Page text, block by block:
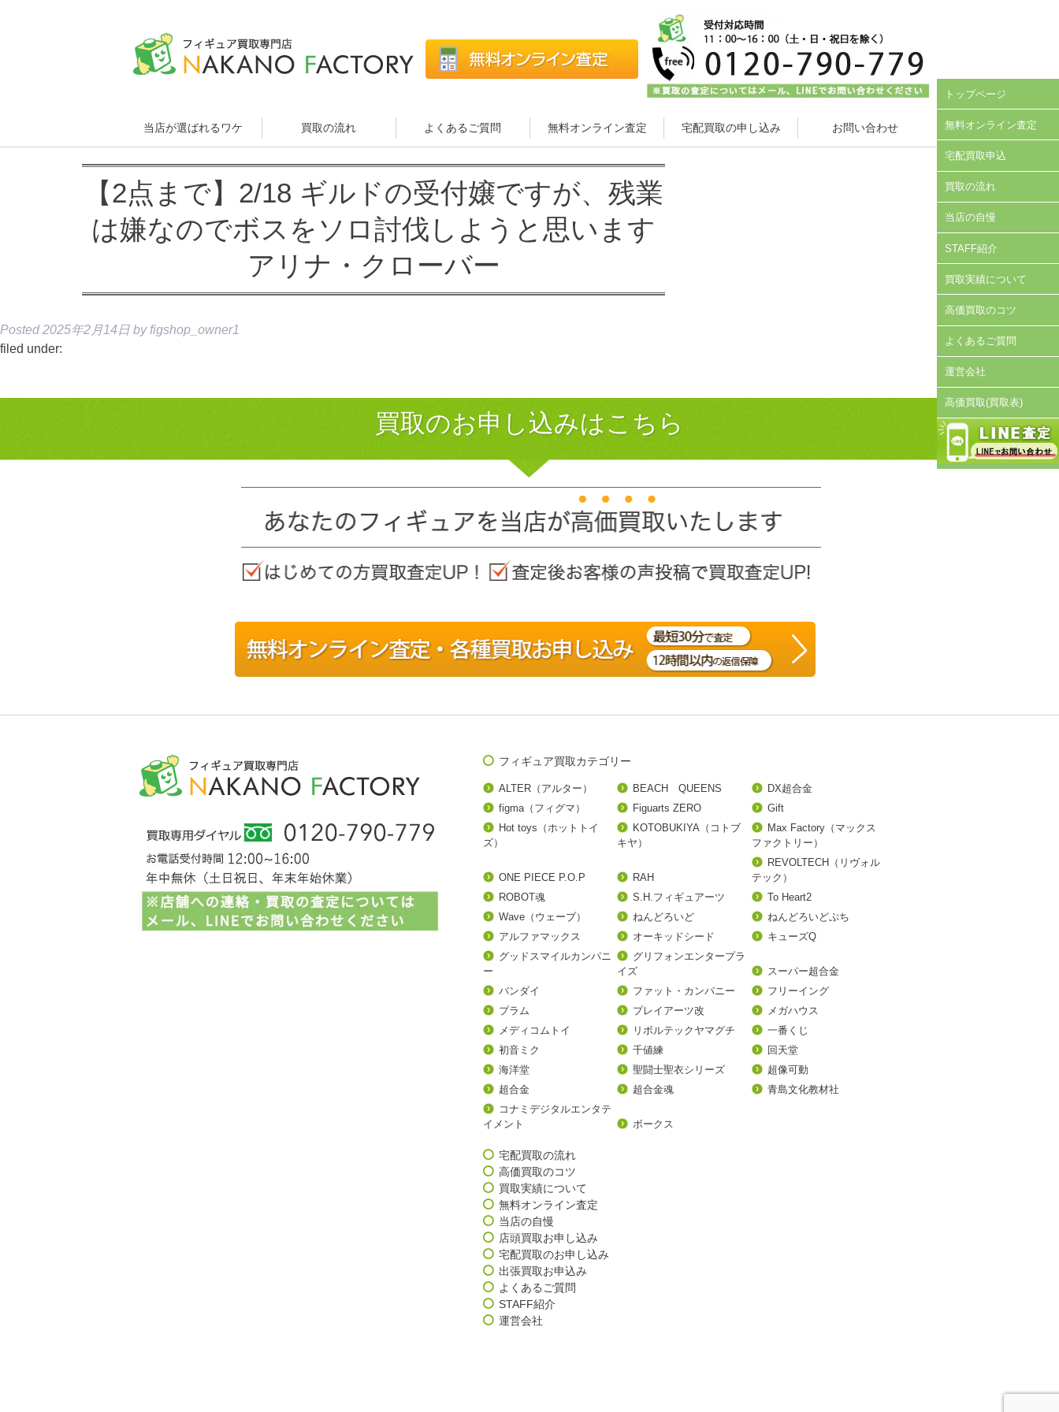
当店が選ばれるワケ 買取の流れ よくあるご質問 無料オンライン査定 宅配買取の申し込み お問い合わせ
【2点まで】2/18 ギルドの受付嬢ですが、残業
は嫌なのでボスをソロ討伐しようと思います
アリナ・クローバー
Posted 2025年2月14日 by figshop_owner1
filed under:
トップページ
無料オンライン査定
宅配買取申込
買取の流れ
当店の自慢
STAFF紹介
買取実績について
高価買取のコツ
よくあるご質問
運営会社
高価買取(買取表)
買取のお申し込みはこちら
フィギュア買取カテゴリー
ALTER（アルター） BEACH QUEENS
DX超合金
figma（フィグマ）
Figuarts ZERO
Gift
Hot toys（ホットトイ
ズ）
KOTOBUKIYA（コトブ
キヤ）
Max Factory（マックス
ファクトリー）
ONE PIECE P.O.P RAH
REVOLTECH（リヴォル
テック）
ROBOT魂
S.H.フィギュアーツ
To Heart2
Wave（ウェーブ）
ねんどろいど
ねんどろいどぷち
アルファマックス
オーキッドシード
キューズQ
グッドスマイルカンパニ
ー
グリフォンエンタープラ
イズ
スーパー超合金
バンダイ
ファット・カンパニー
フリーイング
プラム
プレイアーツ改
メガハウス
メディコムトイ
リボルテックヤマグチ
一番くじ
初音ミク
千値練
回天堂
海洋堂
聖闘士聖衣シリーズ
超像可動
超合金
超合金魂
青島文化教材社
コナミデジタルエンタテ
イメント
ボークス
宅配買取の流れ
高価買取のコツ
買取実績について
無料オンライン査定
当店の自慢
店頭買取お申し込み
宅配買取のお申し込み
出張買取お申込み
よくあるご質問
STAFF紹介
運営会社